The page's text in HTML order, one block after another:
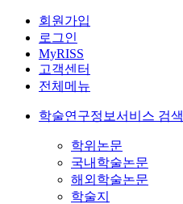
회원가입
로그인
MyRISS
고객센터
전체메뉴
학술연구정보서비스 검색
학위논문
국내학술논문
해외학술논문
학술지